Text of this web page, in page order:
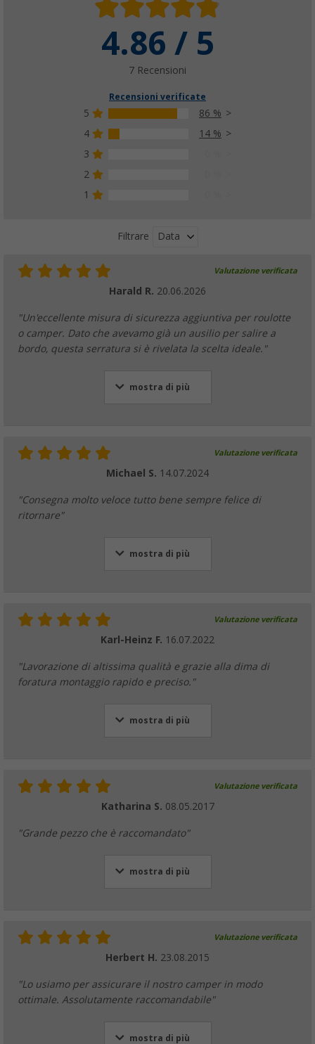
4.86 / 5
7 Recensioni
Recensioni verificate
5
86 %
4
14 %
3
2
1
Filtrare Data
Valutazione verificata
Harald R. 20.06.2026
"Un'eccellente misura di sicurezza aggiuntiva per roulotte
o camper. Dato che avevamo già un ausilio per salire a
bordo, questa serratura si è rivelata la scelta ideale."
mostra di più
Valutazione verificata
Michael S. 14.07.2024
"Consegna molto veloce tutto bene sempre felice di
ritornare"
mostra di più
Valutazione verificata
Karl-Heinz F. 16.07.2022
"Lavorazione di altissima qualità e grazie alla dima di
foratura montaggio rapido e preciso."
mostra di più
Valutazione verificata
Katharina S. 08.05.2017
"Grande pezzo che è raccomandato"
mostra di più
Valutazione verificata
Herbert H. 23.08.2015
"Lo usiamo per assicurare il nostro camper in modo
ottimale. Assolutamente raccomandabile"
mostra di più